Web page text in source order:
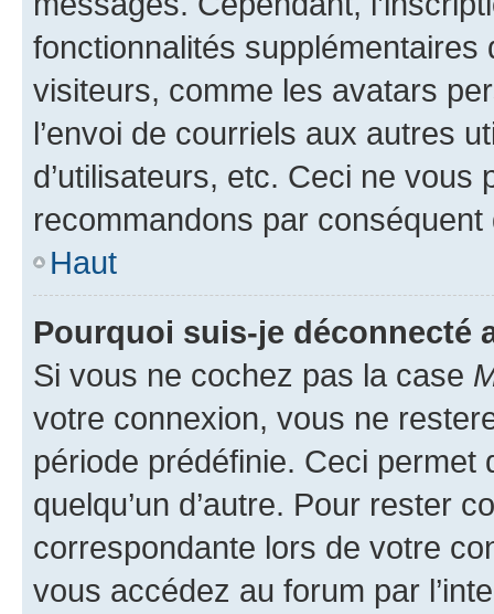
fonctionnalités
visiteurs, comme les avatars
l’envoi de courriels aux autres
d’utilisateurs, etc. Ceci ne vous
recommandons par conséquent
Haut
Pourquoi suis-je déconnecté
Si vous ne cochez pas la case
votre connexion, vous ne
période prédéfinie. Ceci permet
quelqu’un d’autre. Pour rester
correspondante lors de votre
vous accédez au forum par